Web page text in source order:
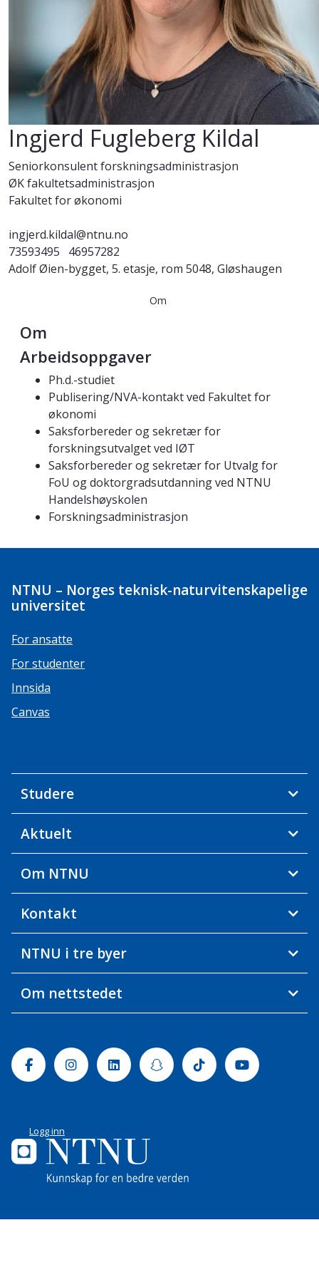
Ingjerd Fugleberg Kildal
Seniorkonsulent forskningsadministrasjon
ØK fakultetsadministrasjon
Fakultet for økonomi
ingjerd.kildal@ntnu.no
73593495
46957282
Adolf Øien-bygget, 5. etasje, rom 5048, Gløshaugen
Om
Om
Arbeidsoppgaver
Ph.d.-studiet
Publisering/NVA-kontakt ved Fakultet for
økonomi
Saksforbereder og sekretær for
forskningsutvalget ved IØT
Saksforbereder og sekretær for Utvalg for
FoU og doktorgradsutdanning ved NTNU
Handelshøyskolen
Forskningsadministrasjon
NTNU – Norges teknisk-naturvitenskapelige
universitet
For ansatte
For studenter
Innsida
Canvas
Studere
Aktuelt
Om NTNU
Kontakt
NTNU i tre byer
Om nettstedet
FacebookInstagramLinkedinSnapchatTiktok Youtube
Logg inn